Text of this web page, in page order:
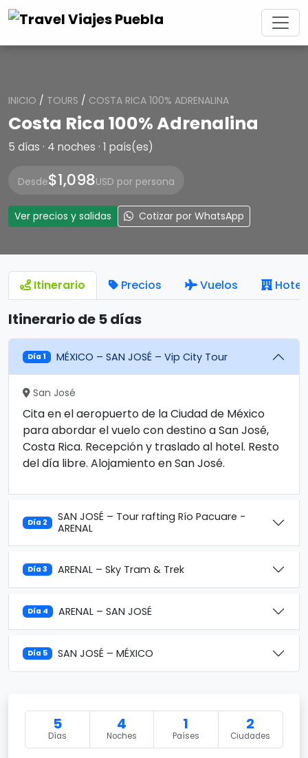
INICIO / TOURS / COSTA RICA 100% ADRENALINA
Costa Rica 100% Adrenalina
5 días · 4 noches · 1 país(es)
Desde$1,098USD por persona
Ver precios y salidas Cotizar por WhatsApp
Itinerario Precios Vuelos
Itinerario de 5 días
Día 1 MÉXICO – SAN JOSÉ – Vip City Tour
San José
Cita en el aeropuerto de la Ciudad de México
para abordar el vuelo con destino a San José,
Costa Rica. Recepción y traslado al hotel. Resto
del día libre. Alojamiento en San José.
Día 2
SAN JOSÉ – Tour rafting Río Pacuare -
ARENAL
Día 3 ARENAL – Sky Tram & Trek
Día 4 ARENAL – SAN JOSÉ
Día 5 SAN JOSÉ – MÉXICO
5
Días
4
Noches
1
Países
2
Ciudades